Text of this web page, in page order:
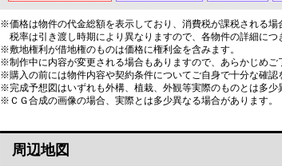
※価格は物件の代金総額を表示しており、消費税が課税される場
税率は引き渡し時期により異なりますので、各物件の詳細につ
※敷地権利が借地権のものは価格に権利金を含みます。
※制作中に内容が変更される場合もありますので、あらかじめご
※購入の前には物件内容や契約条件についてご自身で十分な確認
※完成予想図はいずれも外構、植栽、外観等実際のものとは多少
※ＣＧ合成の画像の場合、実際とは多少異なる場合があります。
周辺地図